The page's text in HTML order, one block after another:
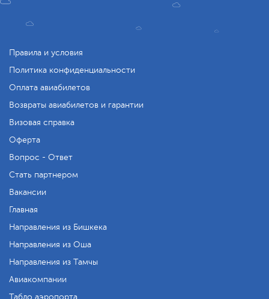
Правила и условия
Политика конфиденциальности
Оплата авиабилетов
Возвраты авиабилетов и гарантии
Визовая справка
Оферта
Вопрос - Ответ
Стать партнером
Вакансии
Главная
Направления из Бишкека
Направления из Оша
Направления из Тамчы
Авиакомпании
Табло аэропорта